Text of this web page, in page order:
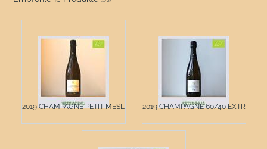
2019 CHAMPAGNE PETIT MESL... 2019 CHAMPAGNE 60/40 EXTR...